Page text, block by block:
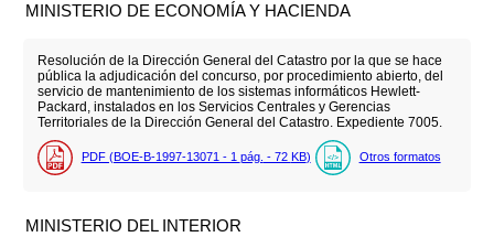
MINISTERIO DE ECONOMÍA Y HACIENDA
Resolución de la Dirección General del Catastro por la que se hace
pública la adjudicación del concurso, por procedimiento abierto, del
servicio de mantenimiento de los sistemas informáticos Hewlett-
Packard, instalados en los Servicios Centrales y Gerencias
Territoriales de la Dirección General del Catastro. Expediente 7005.
PDF (BOE-B-1997-13071 - 1 pág. - 72 KB) Otros formatos
MINISTERIO DEL INTERIOR